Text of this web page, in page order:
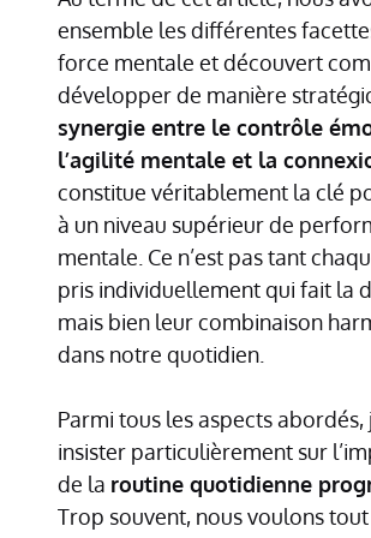
ensemble les différentes
force mentale et découvert
développer de manière
synergie entre le contrôle
l’agilité mentale et la
constitue véritablement la clé
à un niveau supérieur de
mentale. Ce n’est pas tant
pris individuellement qui fait la
mais bien leur combinaison
dans notre quotidien.
Parmi tous les aspects abordés,
insister particulièrement sur
de la routine quotidienne
Trop souvent, nous voulons